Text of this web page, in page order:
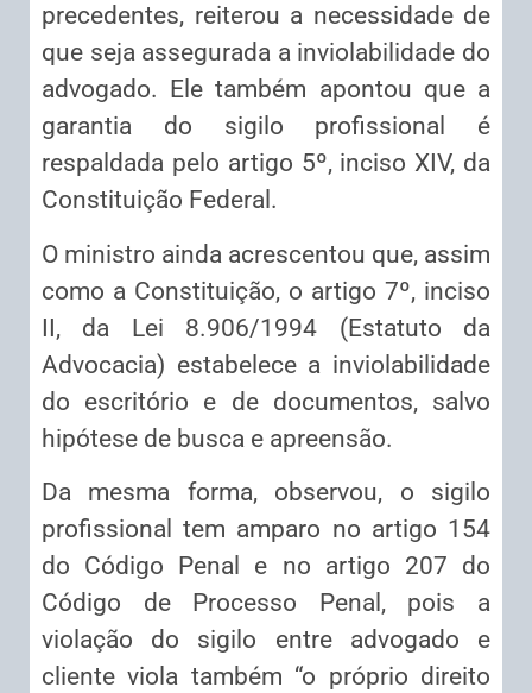
precedentes, reiterou a necessidade de
que seja assegurada a inviolabilidade do
advogado. Ele também apontou que a
garantia do sigilo profissional é
respaldada pelo artigo 5º, inciso XIV, da
Constituição Federal.
O ministro ainda acrescentou que, assim
como a Constituição, o artigo 7º, inciso
II, da Lei 8.906/1994 (Estatuto da
Advocacia) estabelece a inviolabilidade
do escritório e de documentos, salvo
hipótese de busca e apreensão.
Da mesma forma, observou, o sigilo
profissional tem amparo no artigo 154
do Código Penal e no artigo 207 do
Código de Processo Penal, pois a
violação do sigilo entre advogado e
cliente viola também “o próprio direito